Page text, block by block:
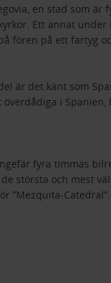
en stad som
Ett annat
fören på ett fartyg
är det känt som
i
fyra timmas
största och mest
”Mezquita-Catedral”.